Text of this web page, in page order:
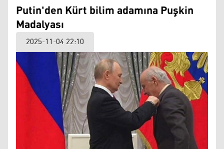
Putin'den Kürt bilim adamına Puşkin
Madalyası
2025-11-04 22:10